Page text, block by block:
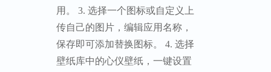
用。 3. 选择一个图标或自定义上
传自己的图片，编辑应用名称，
保存即可添加替换图标。 4. 选择
壁纸库中的心仪壁纸，一键设置